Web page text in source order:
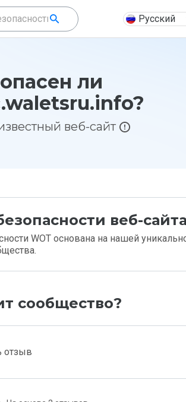
Русский
ли
веб-сайт
веб-сайта
WOT основана на нашей
сообщество?
отзыв